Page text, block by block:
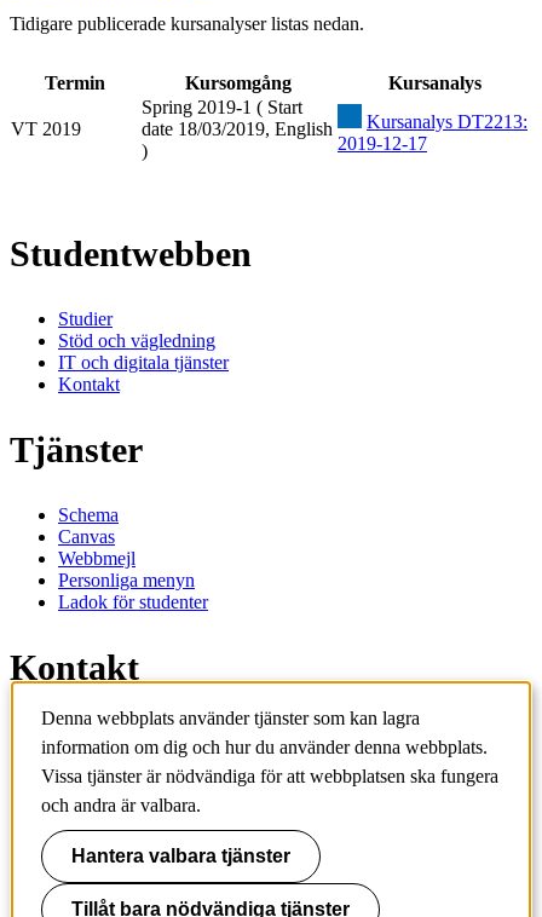
Tidigare publicerade kursanalyser listas nedan.
Termin Kursomgång Kursanalys
VT 2019
Spring 2019-1 ( Start
date 18/03/2019, English
)
Kursanalys DT2213:
2019-12-17
Studentwebben
Studier
Stöd och vägledning
IT och digitala tjänster
Kontakt
Tjänster
Schema
Canvas
Webbmejl
Personliga menyn
Ladok för studenter
Kontakt
Kontakta utbildningsprogram
Kontakta kurs
IT-support
KTH Entré
KTH
100 44 Stockholm
+46 8 790 60 00
Denna webbplats använder tjänster som kan lagra
information om dig och hur du använder denna webbplats.
Vissa tjänster är nödvändiga för att webbplatsen ska fungera
och andra är valbara.
Hantera valbara tjänster
Tillåt bara nödvändiga tjänster